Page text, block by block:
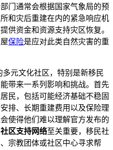
门通常会根据国家气象局的预
和灾后重建在内的紧急响应机
供资金和资源支持灾区恢复。
保险是应对此类自然灾害的重
多元文化社区，特别是新移民
带来一系列影响和挑战。首先
民，包括可能经济基础不稳固
排、长期重建费用以及保险理
使得他们难以理解官方发布的
社区支持网络至关重要，移民社
宗教团体或社区中心寻求帮